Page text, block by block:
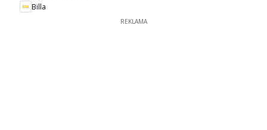
Billa
REKLAMA